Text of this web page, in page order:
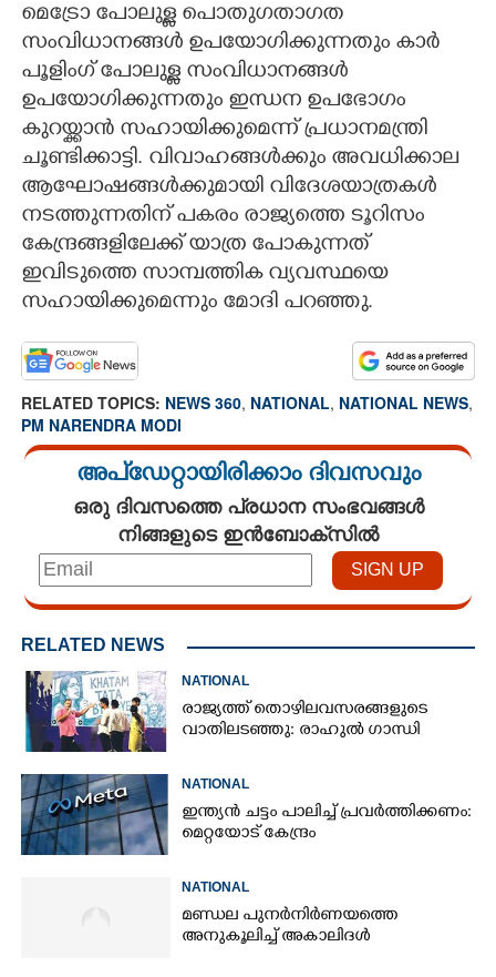
മെട്രോ പോലുള്ള പൊതുഗതാഗത
സംവിധാനങ്ങൾ ഉപയോഗിക്കുന്നതും കാർ
പൂളിംഗ് പോലുള്ള സംവിധാനങ്ങൾ
ഉപയോഗിക്കുന്നതും ഇന്ധന ഉപഭോഗം
കുറയ്ക്കാൻ സഹായിക്കുമെന്ന് പ്രധാനമന്ത്രി
ചൂണ്ടിക്കാട്ടി. വിവാഹങ്ങൾക്കും അവധിക്കാല
ആഘോഷങ്ങൾക്കുമായി വിദേശയാത്രകൾ
നടത്തുന്നതിന് പകരം രാജ്യത്തെ ടൂറിസം
കേന്ദ്രങ്ങളിലേക്ക് യാത്ര പോകുന്നത്
ഇവിടുത്തെ സാമ്പത്തിക വ്യവസ്ഥയെ
സഹായിക്കുമെന്നും മോദി പറഞ്ഞു.
RELATED TOPICS: NEWS 360, NATIONAL, NATIONAL NEWS,
PM NARENDRA MODI
അപ്ഡേറ്റായിരിക്കാം ദിവസവും
ഒരു ദിവസത്തെ പ്രധാന സംഭവങ്ങൾ
നിങ്ങളുടെ ഇൻബോക്സിൽ
RELATED NEWS
NATIONAL
രാജ്യത്ത് തൊഴിലവസരങ്ങളുടെ
വാതിലടഞ്ഞു: രാഹുൽ ഗാന്ധി
NATIONAL
ഇന്ത്യൻ ചട്ടം പാലിച്ച് പ്രവർത്തിക്കണം:
മെറ്റയോട് കേന്ദ്രം
NATIONAL
മണ്ഡല പുനർനിർണയത്തെ
അനുകൂലിച്ച് അകാലിദൾ